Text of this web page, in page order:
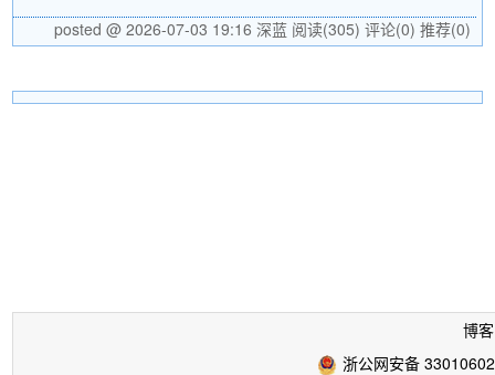
posted @ 2026-07-03 19:16 深蓝 阅读(305) 评论(0) 推荐(0)
博
浙公网安备